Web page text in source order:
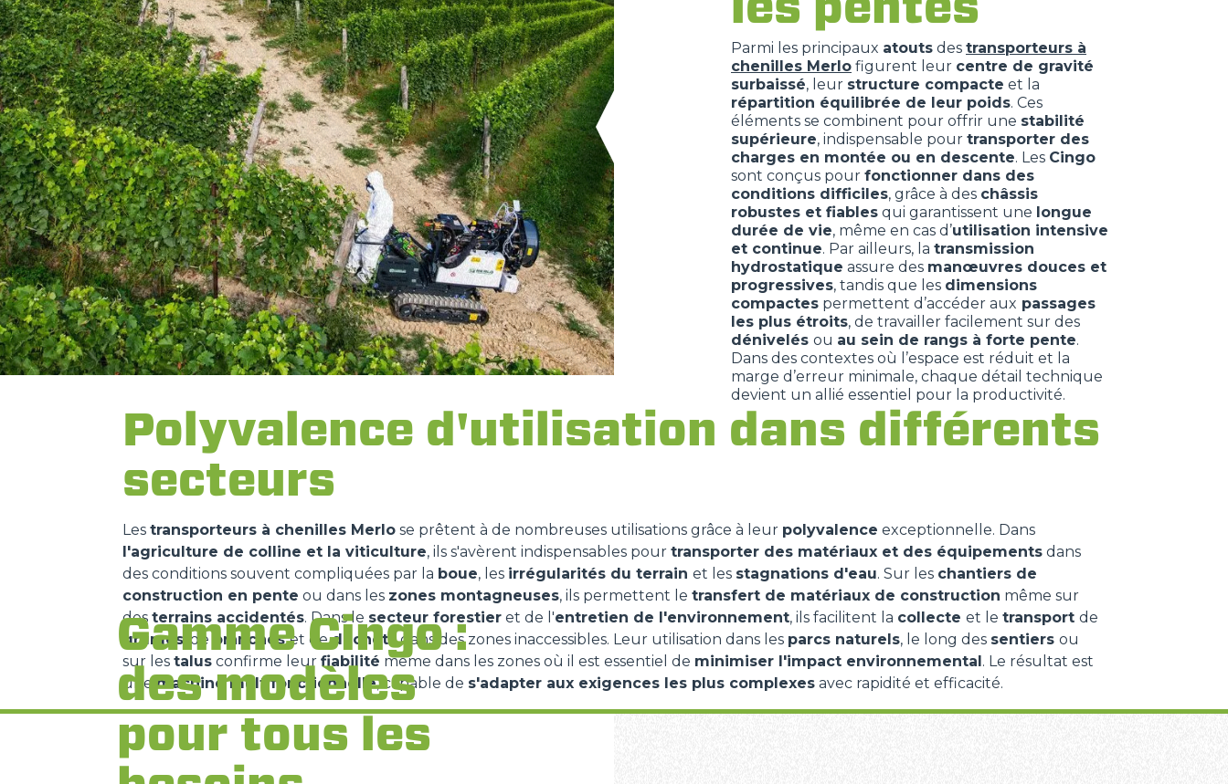
Parmi les principaux atouts des transporteurs à
chenilles Merlo figurent leur centre de gravité
surbaissé, leur structure compacte et la
répartition équilibrée de leur poids. Ces
éléments se combinent pour offrir une stabilité
supérieure, indispensable pour transporter des
charges en montée ou en descente. Les Cingo
sont conçus pour fonctionner dans des
conditions difficiles, grâce à des châssis
robustes et fiables qui garantissent une longue
durée de vie, même en cas d’utilisation intensive
et continue. Par ailleurs, la transmission
hydrostatique assure des manœuvres douces et
progressives, tandis que les dimensions
compactes permettent d’accéder aux passages
les plus étroits, de travailler facilement sur des
dénivelés ou au sein de rangs à forte pente.
Dans des contextes où l’espace est réduit et la
marge d’erreur minimale, chaque détail technique
devient un allié essentiel pour la productivité.
Polyvalence d'utilisation dans différents
secteurs
Les transporteurs à chenilles Merlo se prêtent à de nombreuses utilisations grâce à leur polyvalence exceptionnelle. Dans
l'agriculture de colline et la viticulture, ils s'avèrent indispensables pour transporter des matériaux et des équipements dans
des conditions souvent compliquées par la boue, les irrégularités du terrain et les stagnations d'eau. Sur les chantiers de
construction en pente ou dans les zones montagneuses, ils permettent le transfert de matériaux de construction même sur
des terrains accidentés. Dans le secteur forestier et de l'entretien de l'environnement, ils facilitent la collecte et le transport de
grumes , de brancheset dedéchets dans des zones inaccessibles. Leur utilisation dans les parcs naturels, le long des sentiers ou
sur les talus confirme leur fiabilité même dans les zones où il est essentiel de minimiser l'impact environnemental. Le résultat est
une machine multifonctionnelle, capable de s'adapter aux exigences les plus complexes avec rapidité et efficacité.
Gamme Cingo :
des modèles
pour tous les